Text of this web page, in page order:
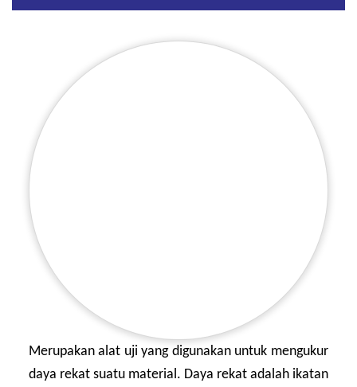
Merupakan alat uji yang digunakan untuk mengukur
daya rekat suatu material. Daya rekat adalah ikatan